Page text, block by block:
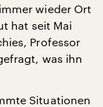
wieder Ort
hat seit Mai
Professor
was ihn
Situationen